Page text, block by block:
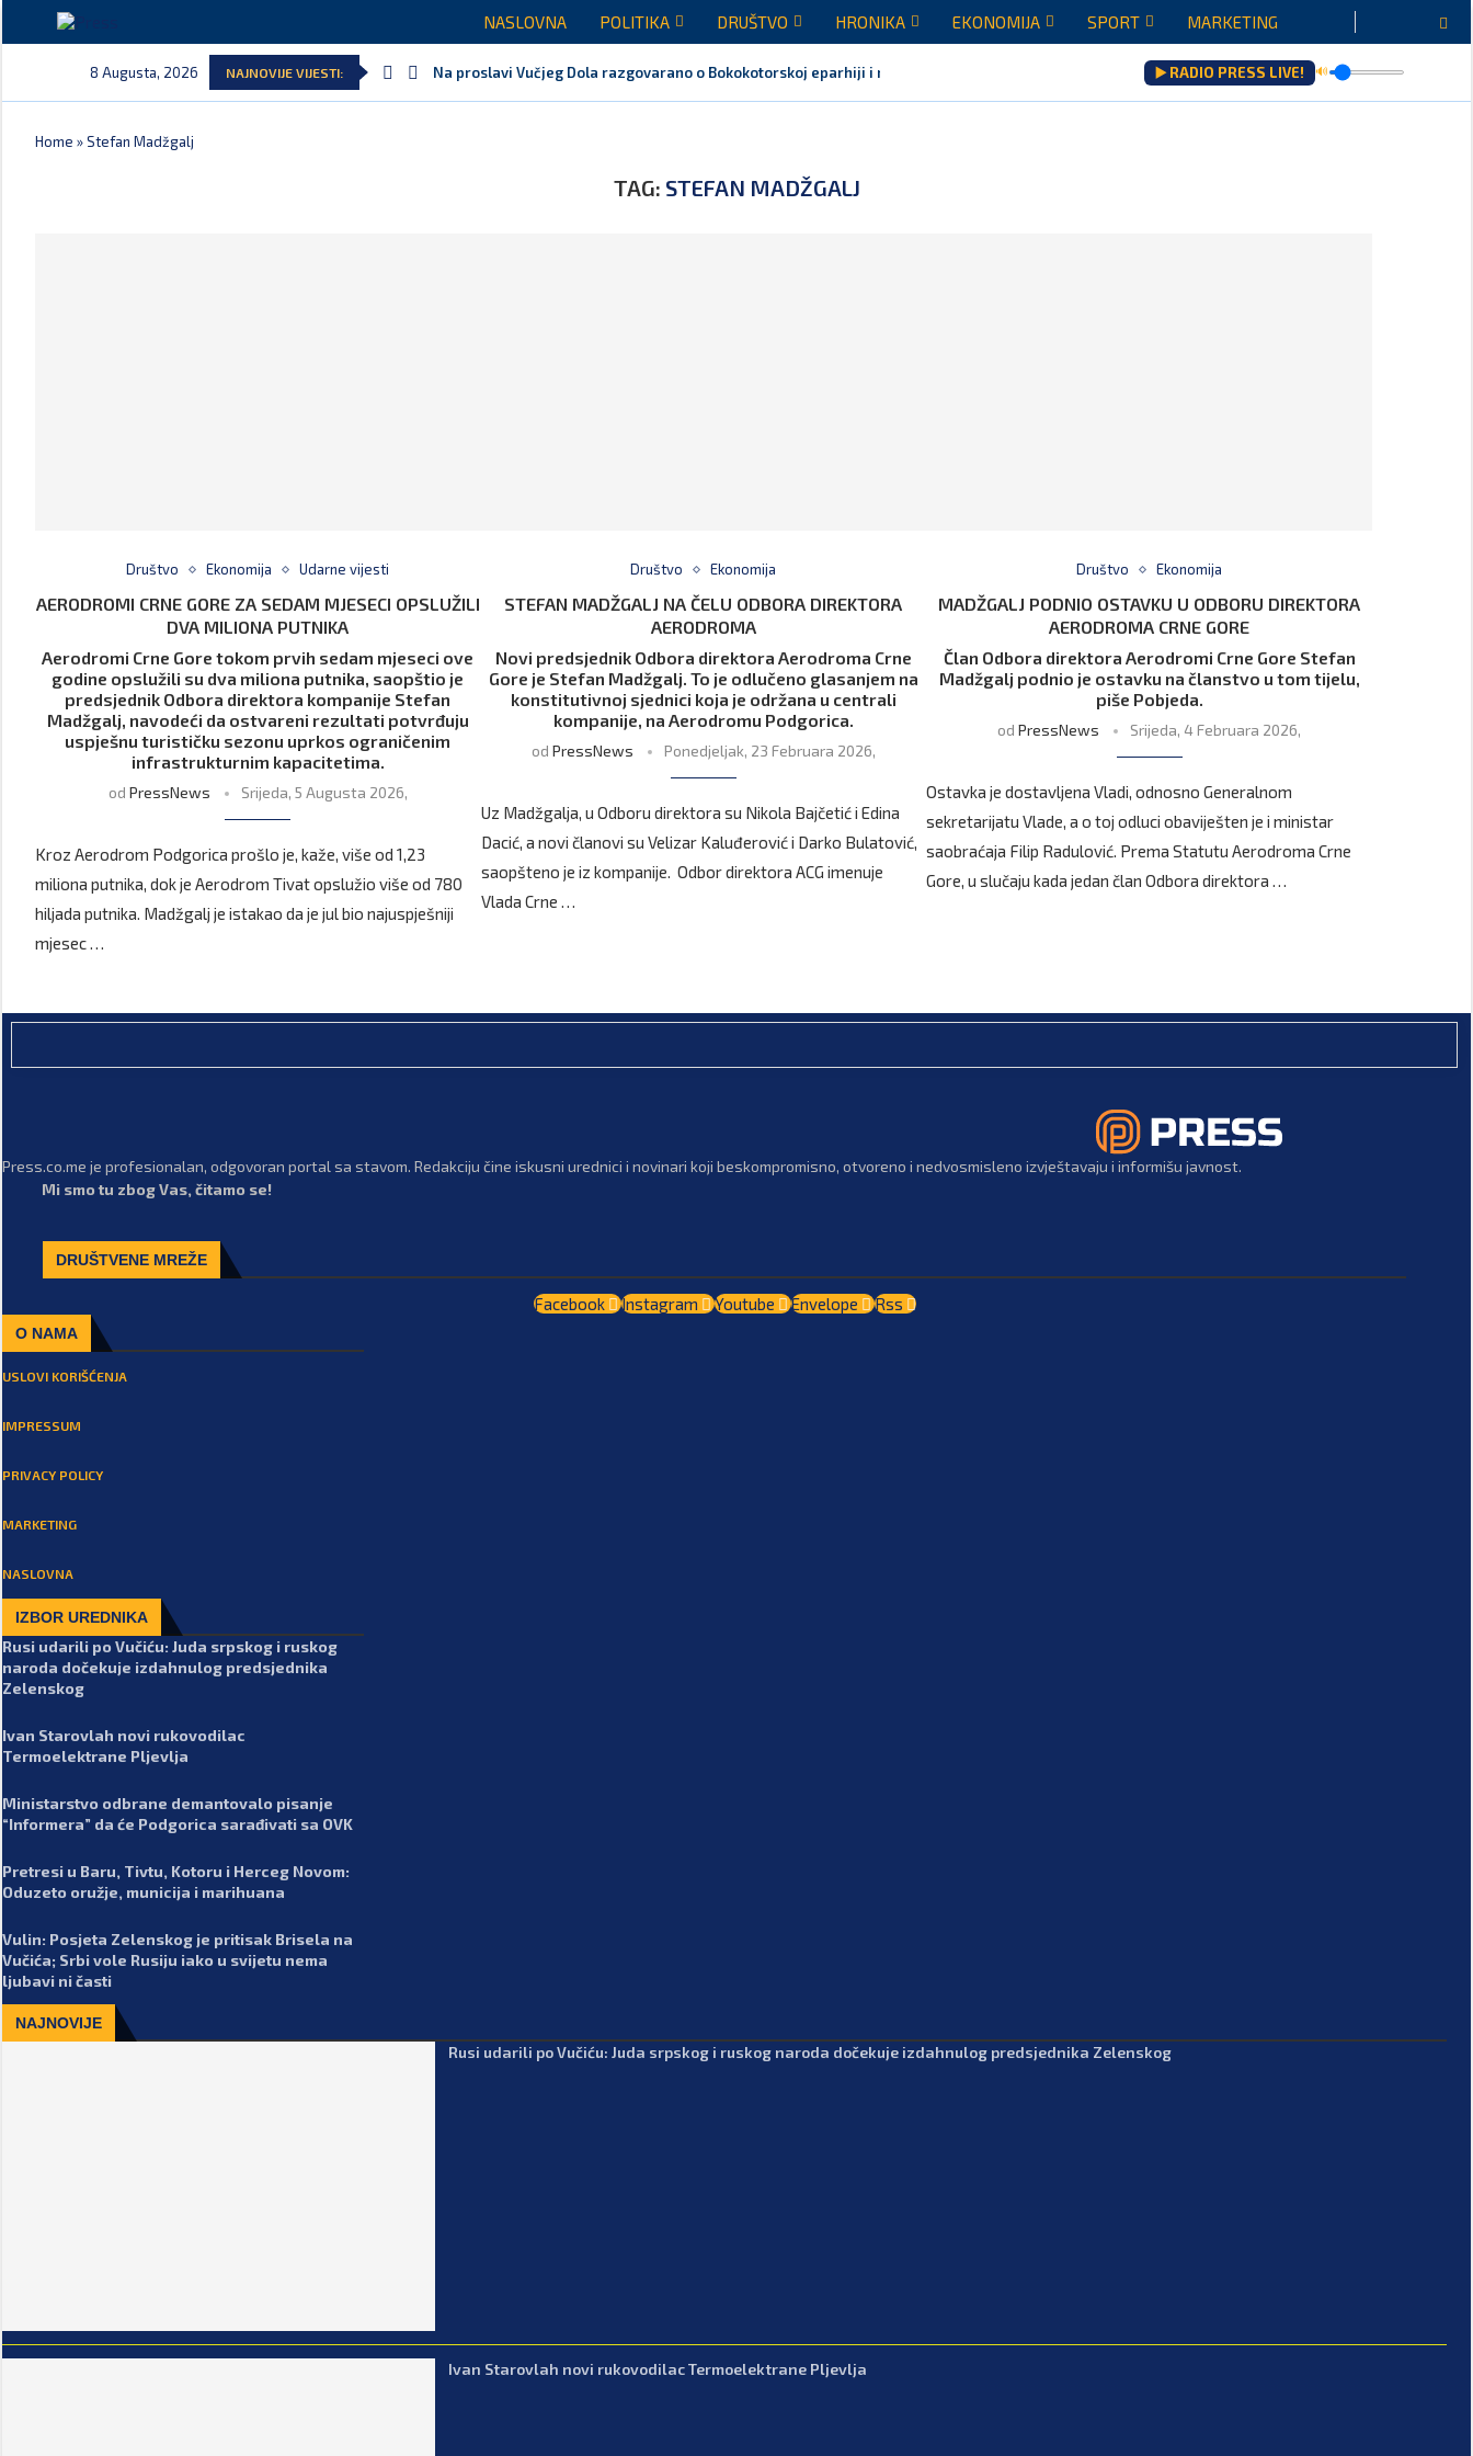
NASLOVNA POLITIKA DRUŠTVO HRONIKA EKONOMIJA SPORT MARKETING
8 Augusta, 2026 NAJNOVIJE VIJESTI: Na proslavi Vučjeg Dola razgovarano o Bokokotorskoj eparhiji i mogućem razrješenju... ▶️ RADIO PRESS LIVE! 🔊
Home »Stefan Madžgalj
TAG: STEFAN MADŽGALJ
Društvo Ekonomija Udarne vijesti
AERODROMI CRNE GORE ZA SEDAM MJESECI OPSLUŽILI
DVA MILIONA PUTNIKA
Aerodromi Crne Gore tokom prvih sedam mjeseci ove
godine opslužili su dva miliona putnika, saopštio je
predsjednik Odbora direktora kompanije Stefan
Madžgalj, navodeći da ostvareni rezultati potvrđuju
uspješnu turističku sezonu uprkos ograničenim
infrastrukturnim kapacitetima.
od PressNews Srijeda, 5 Augusta 2026,
Kroz Aerodrom Podgorica prošlo je, kaže, više od 1,23
miliona putnika, dok je Aerodrom Tivat opslužio više od 780
hiljada putnika. Madžgalj je istakao da je jul bio najuspješniji
mjesec …
Društvo Ekonomija
STEFAN MADŽGALJ NA ČELU ODBORA DIREKTORA
AERODROMA
Novi predsjednik Odbora direktora Aerodroma Crne
Gore je Stefan Madžgalj. To je odlučeno glasanjem na
konstitutivnoj sjednici koja je održana u centrali
kompanije, na Aerodromu Podgorica.
od PressNews Ponedjeljak, 23 Februara 2026,
Uz Madžgalja, u Odboru direktora su Nikola Bajčetić i Edina
Dacić, a novi članovi su Velizar Kaluđerović i Darko Bulatović,
saopšteno je iz kompanije. Odbor direktora ACG imenuje
Vlada Crne …
Društvo Ekonomija
MADŽGALJ PODNIO OSTAVKU U ODBORU DIREKTORA
AERODROMA CRNE GORE
Član Odbora direktora Aerodromi Crne Gore Stefan
Madžgalj podnio je ostavku na članstvo u tom tijelu,
piše Pobjeda.
odPressNews Srijeda, 4 Februara 2026,
Ostavka je dostavljena Vladi, odnosno Generalnom
sekretarijatu Vlade, a o toj odluci obaviješten je i ministar
saobraćaja Filip Radulović. Prema Statutu Aerodroma Crne
Gore, u slučaju kada jedan član Odbora direktora …
Press.co.me je profesionalan, odgovoran portal sa stavom. Redakciju čine iskusni urednici i novinari koji beskompromisno, otvoreno i nedvosmisleno izvještavaju i informišu javnost.
Mi smo tu zbog Vas, čitamo se!
DRUŠTVENE MREŽE
Facebook Instagram Youtube Envelope Rss
O NAMA
USLOVI KORIŠĆENJA
IMPRESSUM
PRIVACY POLICY
MARKETING
NASLOVNA
IZBOR UREDNIKA
Rusi udarili po Vučiću: Juda srpskog i ruskog
naroda dočekuje izdahnulog predsjednika
Zelenskog
Ivan Starovlah novi rukovodilac
Termoelektrane Pljevlja
Ministarstvo odbrane demantovalo pisanje
“Informera” da će Podgorica sarađivati sa OVK
Pretresi u Baru, Tivtu, Kotoru i Herceg Novom:
Oduzeto oružje, municija i marihuana
Vulin: Posjeta Zelenskog je pritisak Brisela na
Vučića; Srbi vole Rusiju iako u svijetu nema
ljubavi ni časti
NAJNOVIJE
Rusi udarili po Vučiću: Juda srpskog i ruskog naroda dočekuje izdahnulog predsjednika Zelenskog
Ivan Starovlah novi rukovodilac Termoelektrane Pljevlja